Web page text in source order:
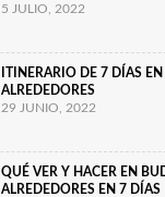
5 JULIO, 2022
ITINERARIO DE 7 DÍAS
ALREDEDORES
29 JUNIO, 2022
QUÉ VER Y HACER EN
ALREDEDORES EN 7 DÍAS